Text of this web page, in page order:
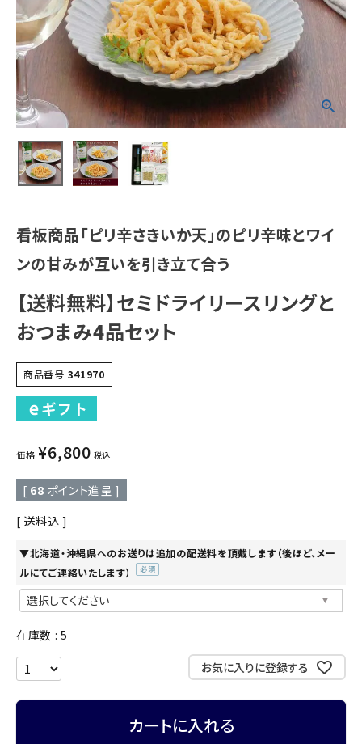
看板商品「ピリ辛さきいか天」のピリ辛味とワイ
ンの甘みが互いを引き立て合う
【送料無料】セミドライリースリングと
おつまみ4品セット
商品番号 341970
価格 ¥6,800 税込
[ 68 ポイント進呈 ]
送料込
▼北海道・沖縄県へのお送りは追加の配送料を頂戴します（後ほど、メー
ルにてご連絡いたします）
在庫数
5
お気に入りに登録する
カートに入れる